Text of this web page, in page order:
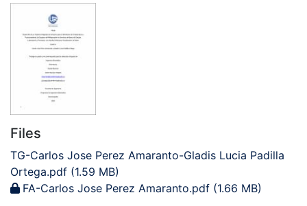
Files
TG-Carlos Jose Perez Amaranto-Gladis Lucia Padilla
Ortega.pdf (1.59 MB)
FA-Carlos Jose Perez Amaranto.pdf (1.66 MB)